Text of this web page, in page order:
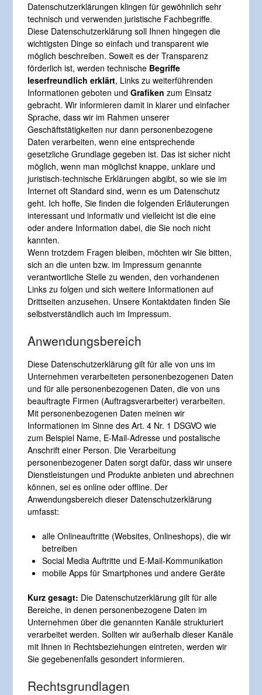
Datenschutzerklärungen klingen für gewöhnlich sehr
technisch und verwenden juristische Fachbegriffe.
Diese Datenschutzerklärung soll Ihnen hingegen die
wichtigsten Dinge so einfach und transparent wie
möglich beschreiben. Soweit es der Transparenz
förderlich ist, werden technische Begriffe
leserfreundlich erklärt, Links zu weiterführenden
Informationen geboten undGrafiken zum Einsatz
gebracht. Wir informieren damit in klarer und einfacher
Sprache, dass wir im Rahmen unserer
Geschäftstätigkeiten nur dann personenbezogene
Daten verarbeiten, wenn eine entsprechende
gesetzliche Grundlage gegeben ist. Das ist sicher nicht
möglich, wenn man möglichst knappe, unklare und
juristisch-technische Erklärungen abgibt, so wie sie im
Internet oft Standard sind, wenn es um Datenschutz
geht. Ich hoffe, Sie finden die folgenden Erläuterungen
interessant und informativ und vielleicht ist die eine
oder andere Information dabei, die Sie noch nicht
kannten.
Wenn trotzdem Fragen bleiben, möchten wir Sie bitten,
sich an die unten bzw. im Impressum genannte
verantwortliche Stelle zu wenden, den vorhandenen
Links zu folgen und sich weitere Informationen auf
Drittseiten anzusehen. Unsere Kontaktdaten finden Sie
selbstverständlich auch im Impressum.
Anwendungsbereich
Diese Datenschutzerklärung gilt für alle von uns im
Unternehmen verarbeiteten personenbezogenen Daten
und für alle personenbezogenen Daten, die von uns
beauftragte Firmen (Auftragsverarbeiter) verarbeiten.
Mit personenbezogenen Daten meinen wir
Informationen im Sinne des Art. 4 Nr. 1 DSGVO wie
zum Beispiel Name, E-Mail-Adresse und postalische
Anschrift einer Person. Die Verarbeitung
personenbezogener Daten sorgt dafür, dass wir unsere
Dienstleistungen und Produkte anbieten und abrechnen
können, sei es online oder offline. Der
Anwendungsbereich dieser Datenschutzerklärung
umfasst:
alle Onlineauftritte (Websites, Onlineshops), die wir
betreiben
Social Media Auftritte und E-Mail-Kommunikation
mobile Apps für Smartphones und andere Geräte
Kurz gesagt: Die Datenschutzerklärung gilt für alle
Bereiche, in denen personenbezogene Daten im
Unternehmen über die genannten Kanäle strukturiert
verarbeitet werden. Sollten wir außerhalb dieser Kanäle
mit Ihnen in Rechtsbeziehungen eintreten, werden wir
Sie gegebenenfalls gesondert informieren.
Rechtsgrundlagen